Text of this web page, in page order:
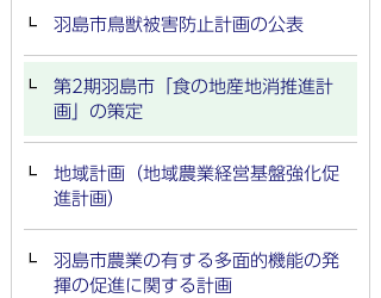
羽島市鳥獣被害防止計画の公表
第2期羽島市「食の地産地消推進計
画」の策定
地域計画（地域農業経営基盤強化促
進計画）
羽島市農業の有する多面的機能の発
揮の促進に関する計画